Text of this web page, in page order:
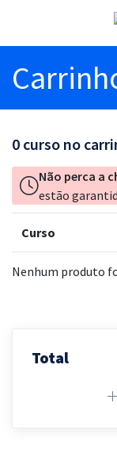
0 curso no
Não perca a
estão
Curso
Nenhum produto
Total